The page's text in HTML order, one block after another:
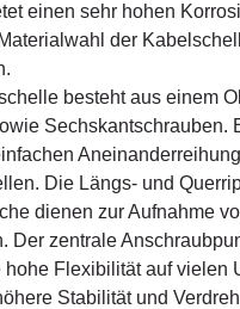
einen sehr hohen
der
besteht aus einem
Sechskantschrauben.
Die Längs- und
dienen zur Aufnahme
Der zentrale
hohe Flexibilität auf vielen
Stabilität und